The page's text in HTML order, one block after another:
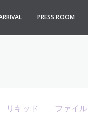
PRESS ROOM
リキッド ファイル